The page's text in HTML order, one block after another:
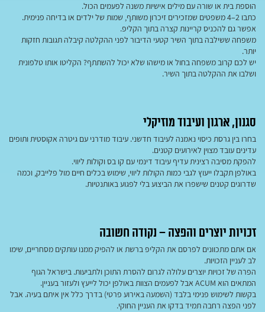
הוספת בית או שורה עם מילים אישיות משנה לפעמים הכול.
כתבו 2–4 משפטים שמזכירים זיכרון משותף, שמות של ילדים או בדיחה פנימית.
אפשר גם להכניס קריינות קצרה בתוך הקליפ.
משפחה ששילבה בתוך השיר קטעי הדיבור לפני ההקלטה קיבלה תגובות חזקות
יותר.
יש לכם קרוב משפחה בחול או מישהו שלא יכול להשתתף? הקליטו אותו טלפונית
ושלבו את ההקלטה בתוך השיר.
סגנון, ארגון ועיבוד מוזיקלי
בחרו בין גרסת כיסוי נאמנה לעיבוד חדשני. עיבוד מודרני עם גיטרה אקוסטית ותופים
עדינים עובד מצוין לאירועים קטנים.
להפקת מסיבה רצינית עדיף עיבוד דינמי עם קו בס וקולות ליווי.
באולפן תקבלו ייעוץ לגבי כמות הקולות ליווי, שימוש בכלים חיים מול פלייבק, וכמה
שדרוגים קטנים שישפרו את הביצוע בלי לפגוע באותנטיות.
זכויות יוצרים והפצה – נקודה חשובה
אם אתם מתכוונים לפרסם את הקליפ ברשת או להפיק ממנו עותקים מסחריים, שימו
לב לעניין הזכויות.
הפרה של זכויות יוצרים עלולה לגרום להסרת התוכן ולתביעות. בישראל הגוף
המתאים הוא ACUM אבל לפעמים הצוות באולפן יכול לייעץ ולעזור בעניין.
בקשות לשימוש פנימי בלבד (השמעה באירוע פרטי) בדרך כלל אין איתם בעיה. אבל
לפני הפצה רחבה תמיד בדקו את העניין החוקי.